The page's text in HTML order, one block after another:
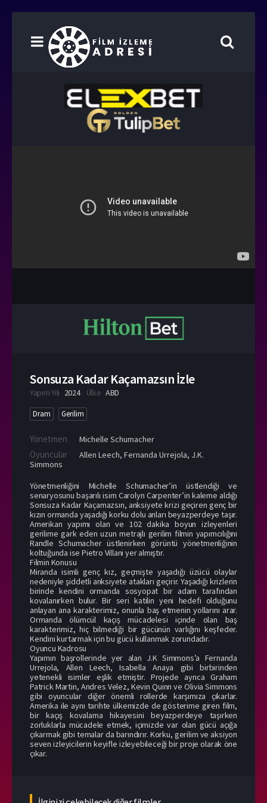
Sonsuza Kadar Kaçamazsın İzle
Yapım Yılı 2024 Ülke ABD
Dram Gerilim
Yönetmen Michelle Schumacher
Oyuncular Allen Leech, Fernanda Urrejola, J.K.
Simmons
Yönetmenliğini Michelle Schumacher’in üstlendiği ve
senaryosunu başarılı isim Carolyn Carpenter’in kaleme aldığı
Sonsuza Kadar Kaçamazsın, anksiyete krizi geçiren genç bir
kızın ormanda yaşadığı korku dolu anları beyazperdeye taşır.
Amerikan yapımı olan ve 102 dakika boyun izleyenleri
gerilime gark eden uzun metrajlı gerilim filmin yapımcılığını
Randle Schumacher üstlenirken görüntü yönetmenliğinin
koltuğunda ise Pietro Villani yer almıştır.
Filmin Konusu
Miranda isimli genç kız, geçmişte yaşadığı üzücü olaylar
nedeniyle şiddetli anksiyete atakları geçirir. Yaşadığı krizlerin
birinde kendini ormanda sosyopat bir adam tarafından
kovalanırken bulur. Bir seri katilin yeni hedefi olduğunu
anlayan ana karakterimiz, onunla baş etmenin yollarını arar.
Ormanda ölümcül kaçış mücadelesi içinde olan baş
karakterimiz, hiç bilmediği bir gücünün varlığını keşfeder.
Kendini kurtarmak için bu gücü kullanmak zorundadır.
Oyuncu Kadrosu
Yapımın başrollerinde yer alan J.K Simmons’a Fernanda
Urrejola, Allen Leech, Isabella Anaya gibi birbirinden
yetenekli isimler eşlik etmiştir. Projede ayrıca Graham
Patrick Martin, Andres Velez, Kevin Quinn ve Olivia Simmons
gibi oyuncular diğer önemli rollerde karşımıza çıkarlar.
Amerika ile aynı tarihte ülkemizde de gösterime giren film,
bir kaçış kovalama hikayesini beyazperdeye taşırken
zorluklarla mücadele etmek, içimizde var olan gücü açığa
çıkarmak gibi temalar da barındırır. Korku, gerilim ve aksiyon
seven izleyicilerin keyifle izleyebileceği bir proje olarak öne
çıkar.